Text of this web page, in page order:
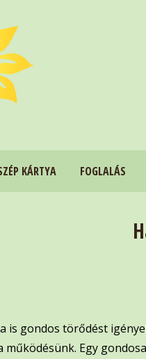
KÁRTYA FOGLALÁS
is gondos törődést
Egy